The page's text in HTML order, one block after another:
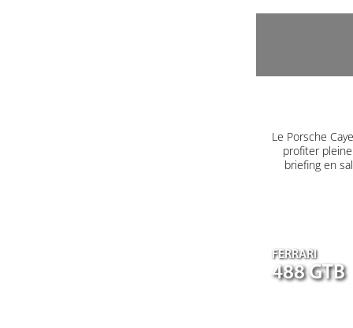
Le Porsche
profiter
briefing en
FERRARI
488 GTB